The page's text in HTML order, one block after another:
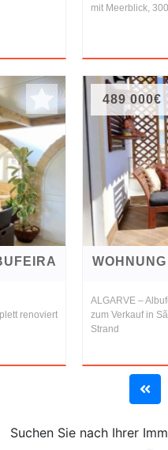
mit Meerblick,
renoviert
489 000€
ALGARVE –
zum Verkauf in
Strand
Suchen Sie nach Ihrer